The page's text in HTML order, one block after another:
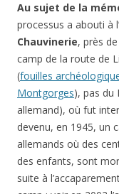
Au sujet de la
processus a abouti à
Chauvinerie, près
camp de la route de
(fouilles
Montgorges), pas du
allemand), où fut
devenu, en 1945, un
allemands où des
des enfants, sont
suite à